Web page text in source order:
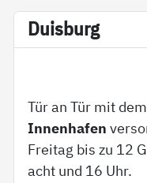
Duis­burg
Tür an Tür mit dem
Innenhafen
Freitag bis zu 12
acht und 16 Uhr.